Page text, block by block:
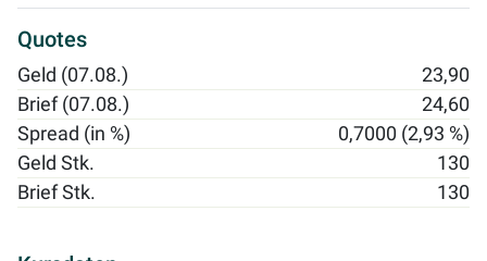
Quotes
Geld (07.08.)
23,90
Brief (07.08.)
24,60
Spread (in %)
0,7000 (2,93 %)
Geld Stk.
130
Brief Stk.
130